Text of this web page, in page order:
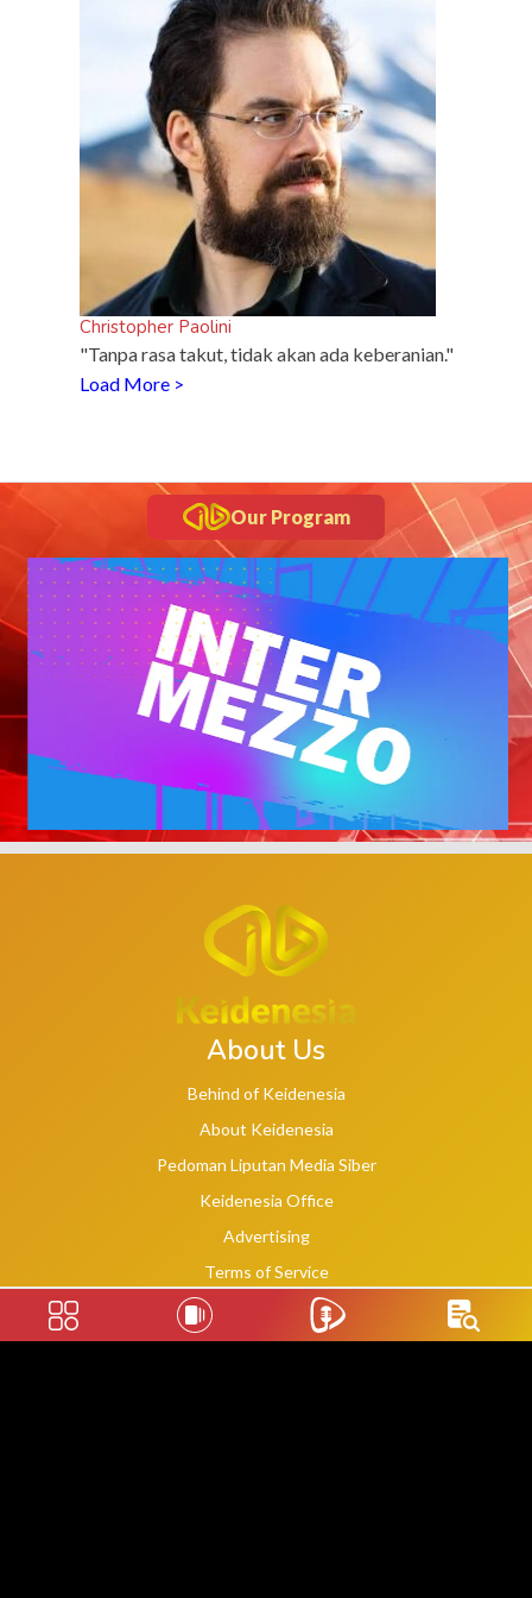
Christopher Paolini
"Tanpa rasa takut, tidak akan ada keberanian."
Load More >
Our Program
About Us
Behind of Keidenesia
About Keidenesia
Pedoman Liputan Media Siber
Keidenesia Office
Advertising
Terms of Service
Privacy Policy
Social Links